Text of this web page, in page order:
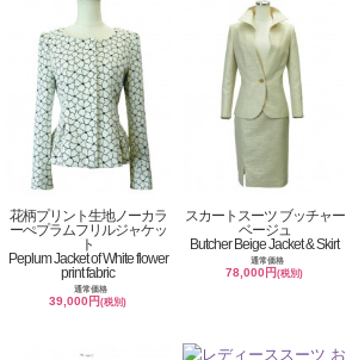
花柄プリント生地ノーカラ
ーぺプラムフリルジャケッ
ト
Peplum Jacket of White flower
print fabric
通常価格
39,000円(税別)
スカートスーツ ブッチャー
ベージュ
Butcher Beige Jacket & Skirt
通常価格
78,000円(税別)